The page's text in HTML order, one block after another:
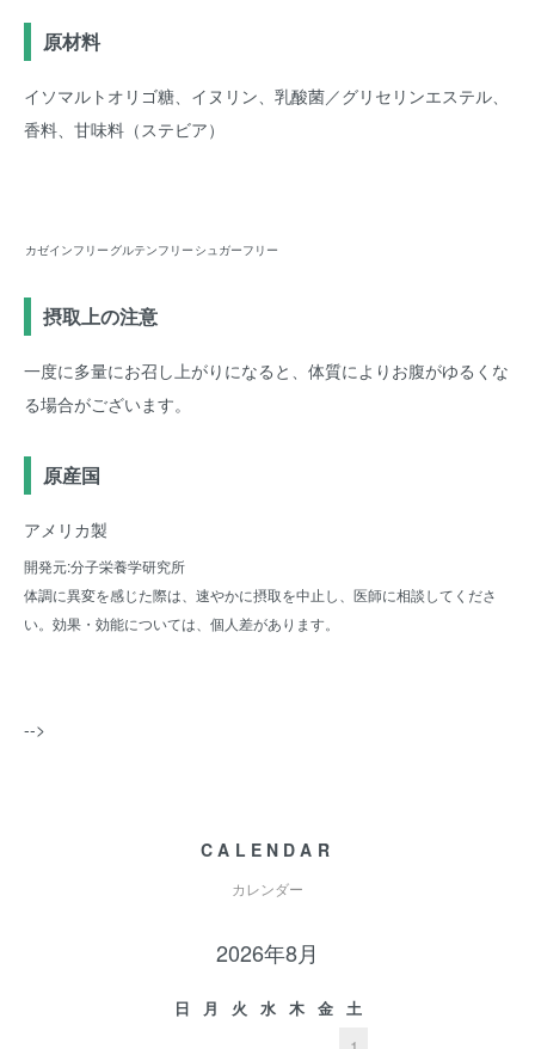
原材料
イソマルトオリゴ糖、イヌリン、乳酸菌／グリセリンエステル、
香料、甘味料（ステビア）
カゼインフリー グルテンフリー シュガーフリー
摂取上の注意
一度に多量にお召し上がりになると、体質によりお腹がゆるくな
る場合がございます。
原産国
アメリカ製
開発元:分子栄養学研究所
体調に異変を感じた際は、速やかに摂取を中止し、医師に相談してくださ
い。効果・効能については、個人差があります。
-->
CALENDAR
カレンダー
2026年8月
日 月 火 水 木 金
土